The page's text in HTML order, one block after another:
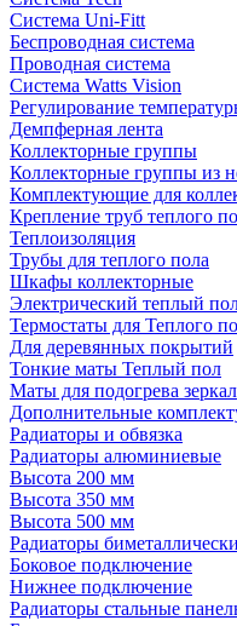
Система Uni-Fitt
Беспроводная система
Проводная система
Система Watts Vision
Регулирование
Демпферная лента
Коллекторные группы
Коллекторные группы из
Комплектующие для
Крепление труб теплого
Теплоизоляция
Трубы для теплого пола
Шкафы коллекторные
Электрический теплый
Термостаты для Теплого
Для деревянных покрытий
Тонкие маты Теплый пол
Маты для подогрева зеркал
Дополнительные
Радиаторы и обвязка
Радиаторы алюминиевые
Высота 200 мм
Высота 350 мм
Высота 500 мм
Радиаторы
Боковое подключение
Нижнее подключение
Радиаторы стальные